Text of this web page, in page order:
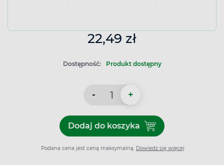
22,49 zł
Dostępność: Produkt dostępny
- +
Dodaj do koszykaDodaj do koszyka
Podana cena jest ceną maksymalną. Dowiedz się więcej